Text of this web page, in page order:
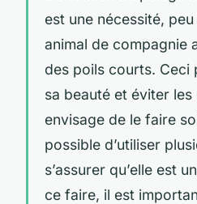
est une nécessité,
animal de compagnie
des poils courts. Ceci
sa beauté et éviter
envisage de le faire
possible d’utiliser
s’assurer qu’elle est
ce faire, il est